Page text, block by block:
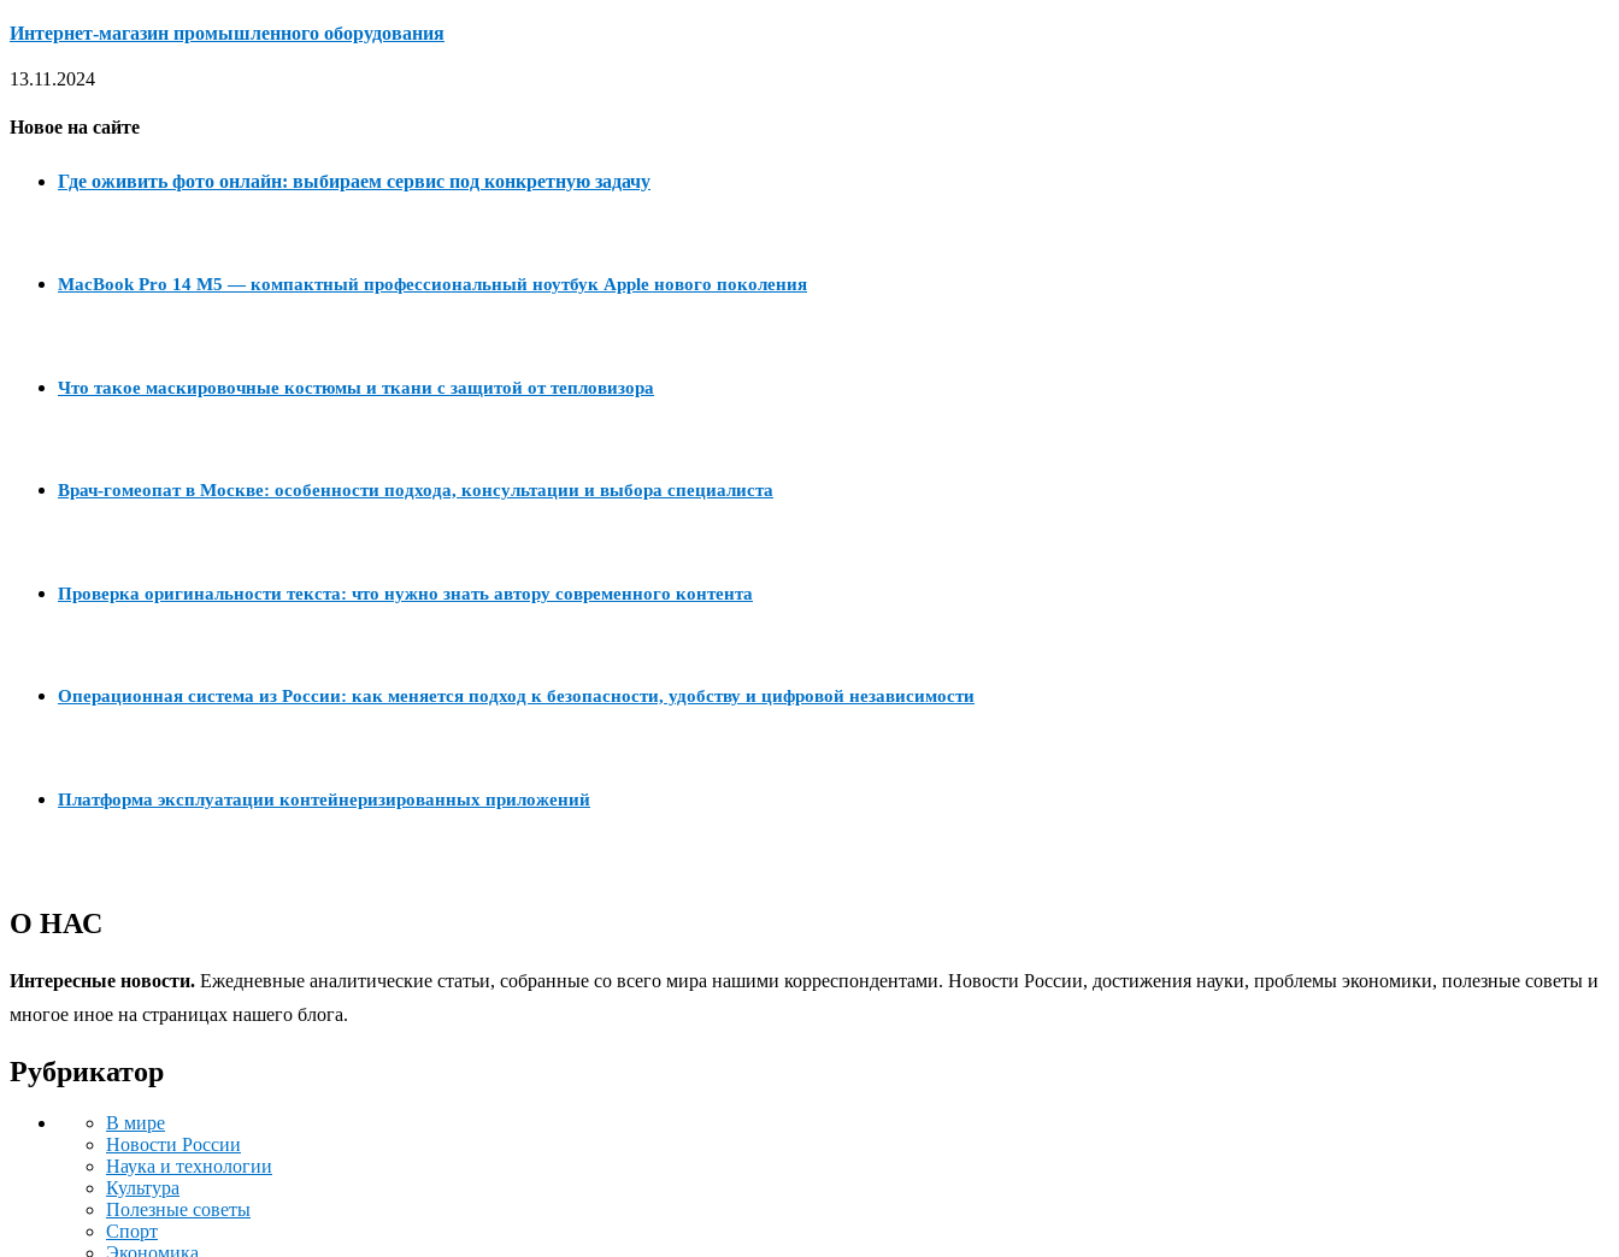
Интернет-магазин промышленного оборудования
13.11.2024
Новое на сайте
Где оживить фото онлайн: выбираем сервис под конкретную задачу
MacBook Pro 14 M5 — компактный профессиональный ноутбук Apple нового поколения
Что такое маскировочные костюмы и ткани с защитой от тепловизора
Врач-гомеопат в Москве: особенности подхода, консультации и выбора специалиста
Проверка оригинальности текста: что нужно знать автору современного контента
Операционная система из России: как меняется подход к безопасности, удобству и цифровой независимости
Платформа эксплуатации контейнеризированных приложений
О НАС
Интересные новости. Ежедневные аналитические статьи, собранные со всего мира нашими корреспондентами. Новости России, достижения науки, проблемы экономики, полезные советы и
многое иное на страницах нашего блога.
Рубрикатор
В мире
Новости России
Наука и технологии
Культура
Полезные советы
Спорт
Экономика